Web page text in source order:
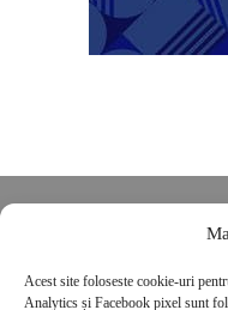
Acest site foloseste cookie-uri
Analytics și Facebook pixel sunt
POLITICĂ DE